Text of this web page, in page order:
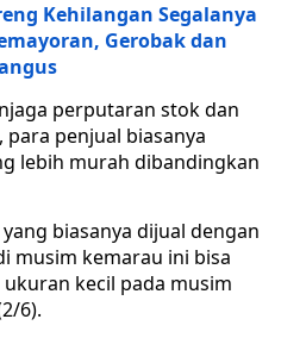
Kehilangan Segalanya
Gerobak dan
perputaran stok dan
penjual biasanya
lebih murah dibandingkan
biasanya dijual dengan
musim kemarau ini bisa
kecil pada musim
6).